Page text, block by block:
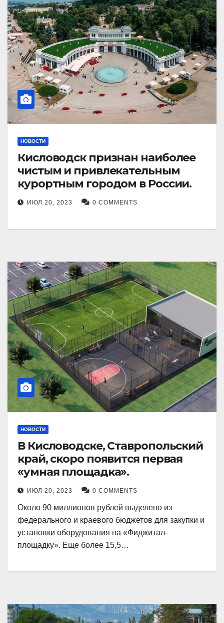
НОВОСТИ
Кисловодск признан наиболее
чистым и привлекательным
курортным городом в России.
ИЮЛ 20, 2023 0 COMMENTS
НОВОСТИ
В Кисловодске, Ставропольский
край, скоро появится первая
«умная площадка».
ИЮЛ 20, 2023 0 COMMENTS
Около 90 миллионов рублей выделено из
федерального и краевого бюджетов для закупки и
установки оборудования на «Фиджитал-
площадку». Еще более 15,5…